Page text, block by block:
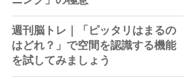
週刊脳トレ｜「ピッタリはまるの
はどれ？」で空間を認識する機能
を試してみましょう